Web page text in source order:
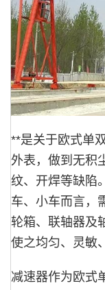
**是关于欧式单
外表，做到无积
纹、开焊等缺陷
车、小车而言，
轮箱、联轴器及
使之均匀、灵敏
减速器作为欧式